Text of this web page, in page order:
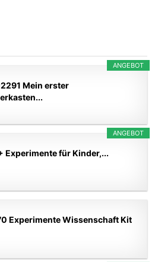
ANGEBOT
Mein erster
ANGEBOT
Experimente für Kinder,...
Experimente Wissenschaft Kit